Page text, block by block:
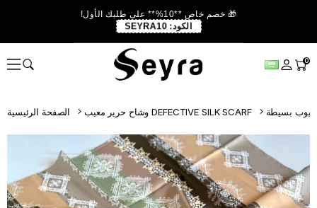
🎁 خصم خاص **10%** على طلبك الأول!
الكود: SEYRA10
0
وشاح حرير معيب DEFECTIVE SILK SCARF